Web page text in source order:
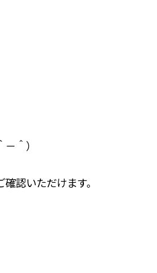
＾）
認いただけます。